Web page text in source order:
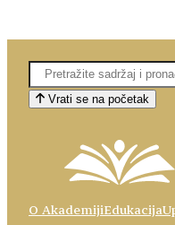
Pretaga
Vrati se na početak
O AkademijiEdukacija